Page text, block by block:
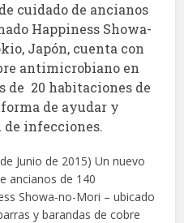
cuidado de ancianos
Happiness Showa-
Japón, cuenta con
antimicrobiano en
de 20 habitaciones de
de ayudar y
infecciones.
Junio de 2015) Un nuevo
ancianos de 140
Showa-no-Mori – ubicado
y barandas de cobre